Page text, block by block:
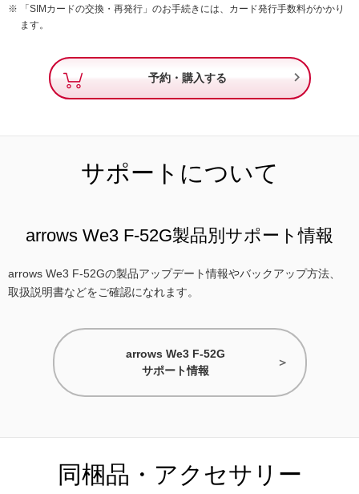
「SIMカードの交換・再発行」のお手続きには、カード発行手数料がかかり
ます。
予約・購入する 
サポートについて
arrows We3 F-52G製品別サポート情報
arrows We3 F-52Gの製品アップデート情報やバックアップ方法、
取扱説明書などをご確認になれます。
arrows We3 F-52G
サポート情報
同梱品・アクセサリー